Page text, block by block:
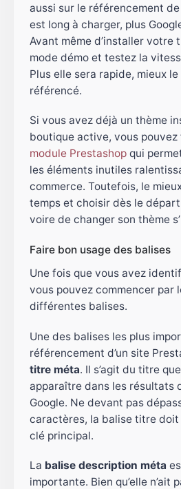
aussi sur le référencement
est long à charger, plus
Avant même d’installer votre
mode démo et testez la
Plus elle sera rapide, mieux
référencé.
Si vous avez déjà un thème
boutique active, vous pouvez
module Prestashop qui
les éléments inutiles
commerce. Toutefois, le
temps et choisir dès le
voire de changer son thème
Faire bon usage des balises
Une fois que vous avez
vous pouvez commencer par
différentes balises.
Une des balises les plus
référencement d’un site
titre méta. Il s’agit du titre
apparaître dans les résultats
Google. Ne devant pas
caractères, la balise titre
clé principal.
La balise description méta
importante. Bien qu’elle n’ait